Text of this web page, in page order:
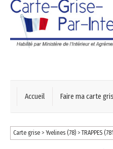
Accueil Faire ma carte
Carte grise >Yvelines (78)>TRAPPES